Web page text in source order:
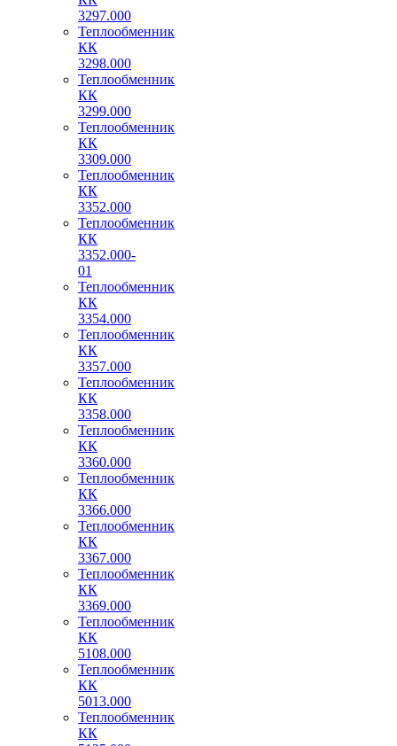
3297.000
Теплообменник
КК
3298.000
Теплообменник
КК
3299.000
Теплообменник
КК
3309.000
Теплообменник
КК
3352.000
Теплообменник
КК
3352.000-
01
Теплообменник
КК
3354.000
Теплообменник
КК
3357.000
Теплообменник
КК
3358.000
Теплообменник
КК
3360.000
Теплообменник
КК
3366.000
Теплообменник
КК
3367.000
Теплообменник
КК
3369.000
Теплообменник
КК
5108.000
Теплообменник
КК
5013.000
Теплообменник
КК